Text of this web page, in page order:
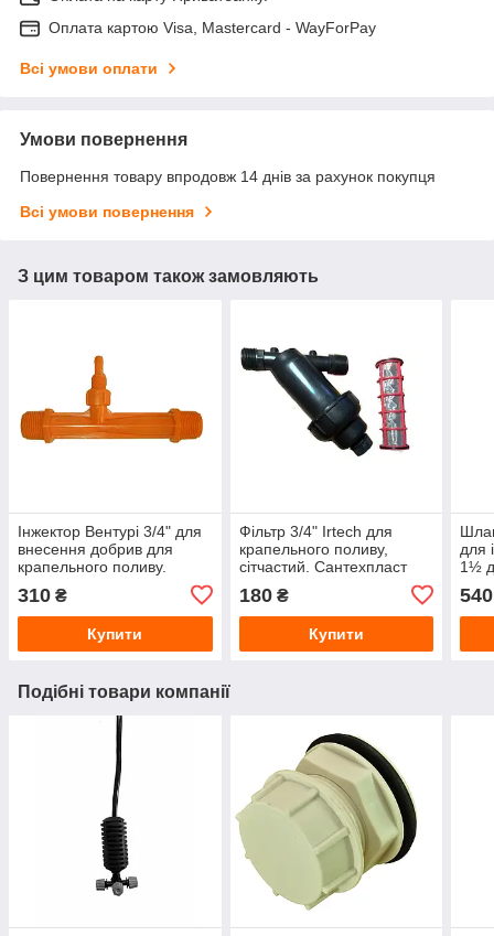
Оплата картою Visa, Mastercard - WayForPay
Всі умови оплати
Умови повернення
Повернення товару впродовж 14 днів за рахунок покупця
Всі умови повернення
З цим товаром також замовляють
Інжектор Вентурі 3/4" для
внесення добрив для
крапельного поливу.
310 ₴
Купити
Фільтр 3/4" Irtech для
крапельного поливу,
сітчастий. Сантехпласт
180₴
Купити
для
1½
540
Подібні товари компанії